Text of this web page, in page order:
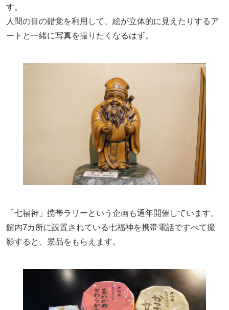
す。
人間の目の錯覚を利用して、絵が立体的に見えたりするア
ートと一緒に写真を撮りたくなるはず。
「七福神」携帯ラリーという企画も通年開催しています。
館内7カ所に設置されている七福神を携帯電話ですべて撮
影すると、景品をもらえます。